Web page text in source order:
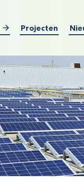
Projecten